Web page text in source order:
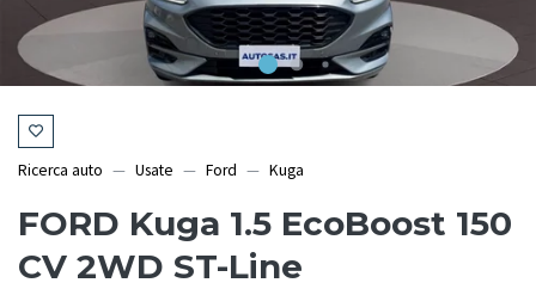
Ricerca auto Usate Ford Kuga
FORD Kuga 1.5 EcoBoost 150
CV 2WD ST-Line